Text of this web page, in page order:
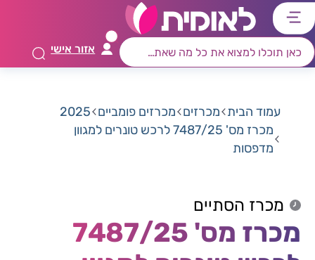
דלג
לתפריט
ראשי
דלג
לרכיב
חיפוש
דלג
לתוכן
מרכזי
דלג
לאזור
קישורים
אזור אישי
עמוד הבית מכרזים מכרזים פומביים 2025
מכרז מס' 7487/25 לרכש טונרים למגוון
מדפסות
מכרז הסתיים
מכרז מס' 7487/25